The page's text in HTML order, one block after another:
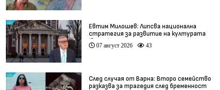
Евтим Милошев: Липсва национална
стратегия за развитие на културата
(видео)
07 август 2026 43
След случая от Варна: Второ семейство
разказва за трагедия след бременност